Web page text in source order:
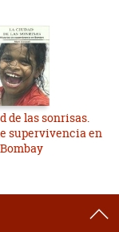
de las sonrisas.
supervivencia en
Bombay